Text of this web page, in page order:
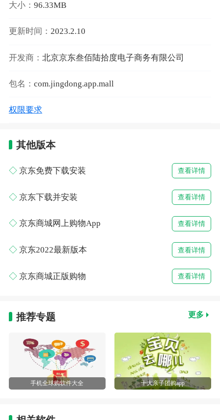
大小： 96.33MB
更新时间： 2023.2.10
开发商： 北京京东叁佰陆拾度电子商务有限公司
包名： com.jingdong.app.mall
权限要求
其他版本
京东免费下载安装 查看详情
京东下载并安装 查看详情
京东商城网上购物App 查看详情
京东2022最新版本 查看详情
京东商城正版购物 查看详情
推荐专题 更多
手机全球购软件大全 十大亲子团购app